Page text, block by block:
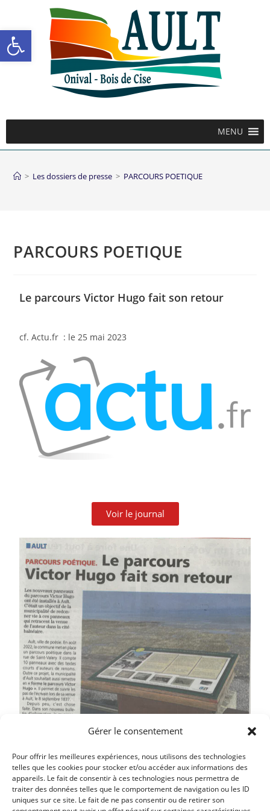
Ouvrir la barre d’outils
Gérer le consentement
Pour offrir les meilleures expériences, nous utilisons des technologies
telles que les cookies pour stocker et/ou accéder aux informations des
appareils. Le fait de consentir à ces technologies nous permettra de
traiter des données telles que le comportement de navigation ou les ID
uniques sur ce site. Le fait de ne pas consentir ou de retirer son
MENU
> Les dossiers de presse > PARCOURS POETIQUE
PARCOURS POETIQUE
Le parcours Victor Hugo fait son retour
cf. Actu.fr : le 25 mai 2023
Voir le journal